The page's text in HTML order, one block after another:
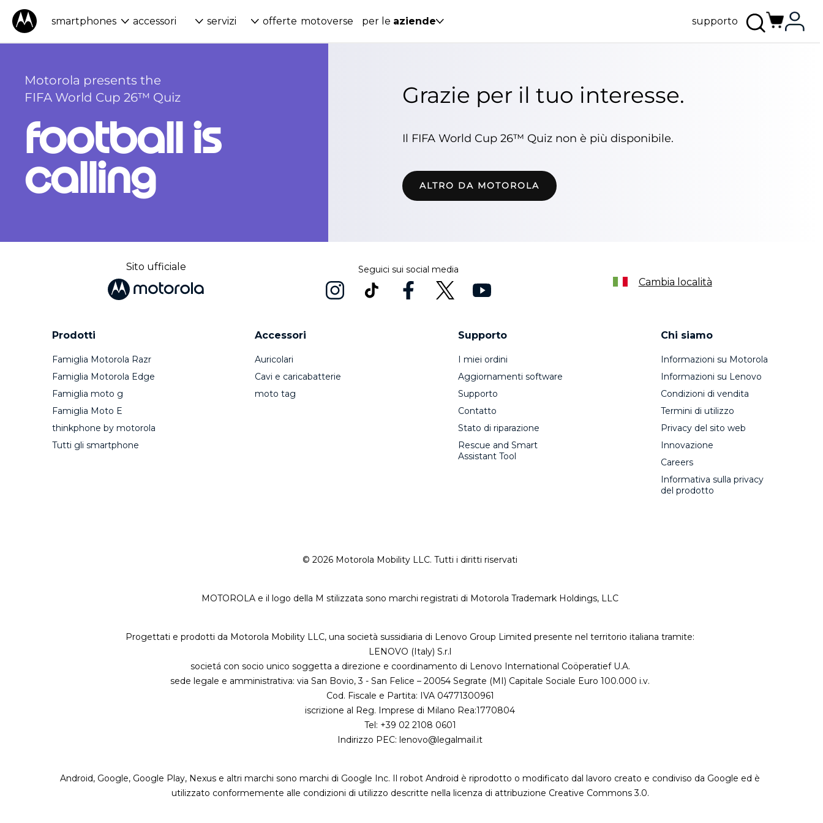
smartphones accessori servizi offerte motoverse per le aziende supporto
Sito ufficiale Seguici sui social media
Cambia località
Prodotti
Famiglia Motorola Razr
Famiglia Motorola Edge
Famiglia moto g
Famiglia Moto E
thinkphone by motorola
Tutti gli smartphone
Accessori
Auricolari
Cavi e caricabatterie
moto tag
Supporto
I miei ordini
Aggiornamenti software
Supporto
Contatto
Stato di riparazione
Rescue and Smart
Assistant Tool
Chi siamo
Informazioni su Motorola
Informazioni su Lenovo
Condizioni di vendita
Termini di utilizzo
Privacy del sito web
Innovazione
Careers
Informativa sulla privacy
del prodotto
© 2026 Motorola Mobility LLC. Tutti i diritti riservati
MOTOROLA e il logo della M stilizzata sono marchi registrati di Motorola Trademark Holdings, LLC
Progettati e prodotti da Motorola Mobility LLC, una società sussidiaria di Lenovo Group Limited presente nel territorio italiana tramite:
LENOVO (Italy) S.r.l
societá con socio unico soggetta a direzione e coordinamento di Lenovo International Coöperatief U.A.
sede legale e amministrativa: via San Bovio, 3 - San Felice – 20054 Segrate (MI) Capitale Sociale Euro 100.000 i.v.
Cod. Fiscale e Partita: IVA 04771300961
iscrizione al Reg. Imprese di Milano Rea:1770804
Tel: +39 02 2108 0601
Indirizzo PEC: lenovo@legalmail.it
Android, Google, Google Play, Nexus e altri marchi sono marchi di Google Inc. Il robot Android è riprodotto o modificato dal lavoro creato e condiviso da Google ed è
utilizzato conformemente alle condizioni di utilizzo descritte nella licenza di attribuzione Creative Commons 3.0.